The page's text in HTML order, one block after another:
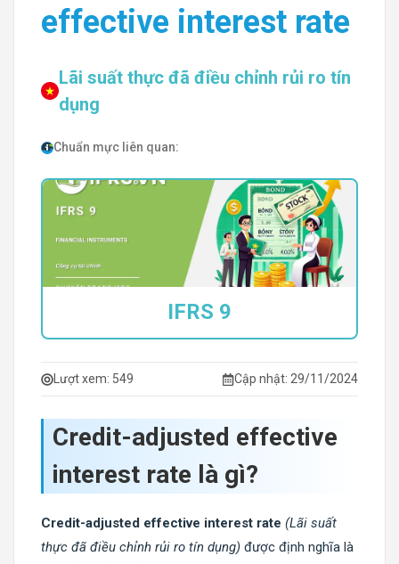
effective interest rate
Lãi suất thực đã điều chỉnh rủi ro tín
dụng
Chuẩn mực liên quan:
IFRS 9
Lượt xem: 549 Cập nhật: 29/11/2024
Credit-adjusted effective
interest rate là gì?
Credit-adjusted effective interest rate (Lãi suất
thực đã điều chỉnh rủi ro tín dụng) được định nghĩa là